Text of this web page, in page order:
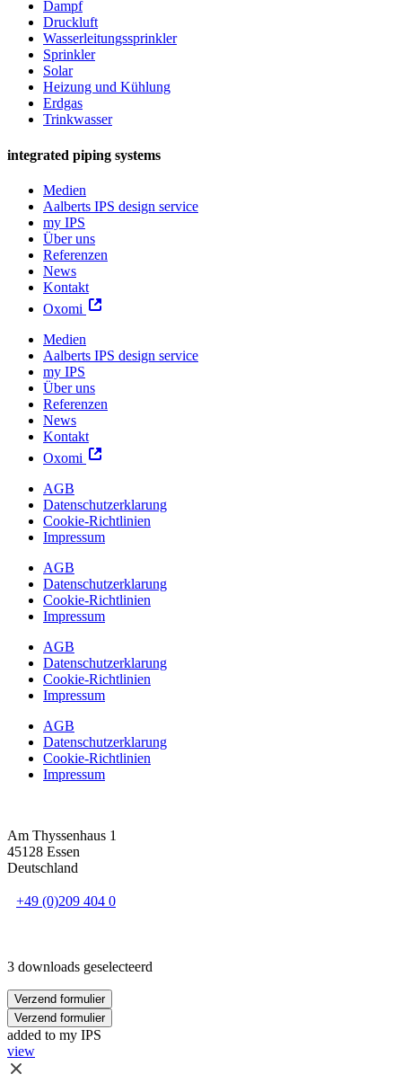
Dampf
Druckluft
Wasserleitungssprinkler
Sprinkler
Solar
Heizung und Kühlung
Erdgas
Trinkwasser
integrated piping systems
Medien
Aalberts IPS design service
my IPS
Über uns
Referenzen
News
Kontakt
Oxomi
Medien
Aalberts IPS design service
my IPS
Über uns
Referenzen
News
Kontakt
Oxomi
AGB
Datenschutzerklarung
Cookie-Richtlinien
Impressum
AGB
Datenschutzerklarung
Cookie-Richtlinien
Impressum
AGB
Datenschutzerklarung
Cookie-Richtlinien
Impressum
AGB
Datenschutzerklarung
Cookie-Richtlinien
Impressum
Am Thyssenhaus 1
45128 Essen
Deutschland
+49 (0)209 404 0
3 downloads geselecteerd
Verzend formulier
Verzend formulier
added to my IPS
view